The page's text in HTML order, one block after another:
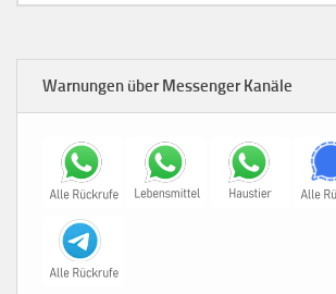
Warnungen über Messenger Kanäle